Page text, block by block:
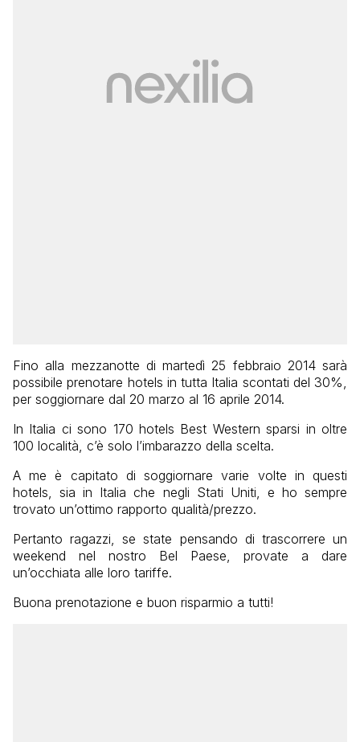
Fino alla mezzanotte di martedì 25 febbraio 2014 sarà
possibile prenotare hotels in tutta Italia scontati del 30%,
per soggiornare dal 20 marzo al 16 aprile 2014.
In Italia ci sono 170 hotels Best Western sparsi in oltre
100 località, c’è solo l’imbarazzo della scelta.
A me è capitato di soggiornare varie volte in questi
hotels, sia in Italia che negli Stati Uniti, e ho sempre
trovato un’ottimo rapporto qualità/prezzo.
Pertanto ragazzi, se state pensando di trascorrere un
weekend nel nostro Bel Paese, provate a dare
un’occhiata alle loro tariffe.
Buona prenotazione e buon risparmio a tutti!